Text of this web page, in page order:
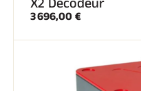
SKI
3 696,00 €